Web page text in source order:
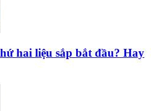
hai liệu sắp bắt đầu? Hay